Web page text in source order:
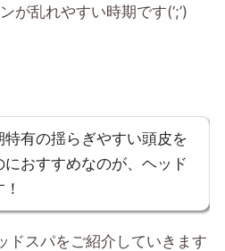
が乱れやすい時期です(‘;’)
特有の揺らぎやすい頭皮を
におすすめなのが、ヘッド
ドスパをご紹介していきます